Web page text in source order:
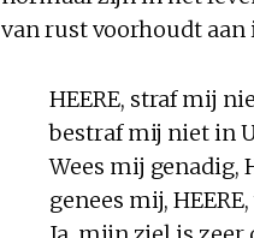
van rust voorhoudt
HEERE, straf mij
bestraf mij niet in
Wees mij genadig,
genees mij,